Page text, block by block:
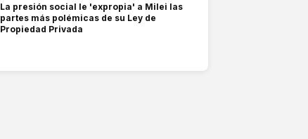
La presión social le 'expropia' a Milei las
partes más polémicas de su Ley de
Propiedad Privada